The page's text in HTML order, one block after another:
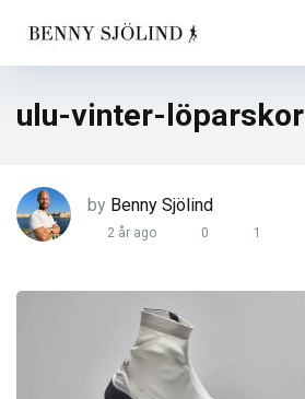
ulu-vinter-löparskor
by Benny Sjölind
2 år ago 0 1